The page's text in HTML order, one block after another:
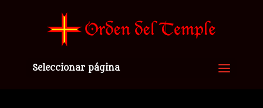
Seleccionar página